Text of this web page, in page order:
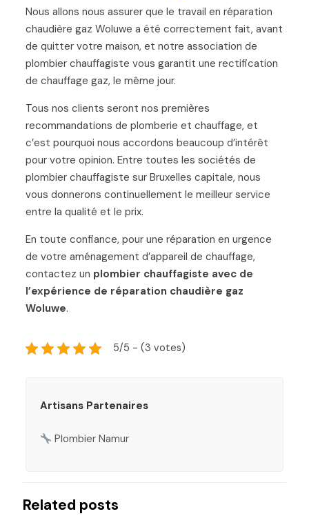
Nous allons nous assurer que le travail en réparation
chaudière gaz Woluwe a été correctement fait, avant
de quitter votre maison, et notre association de
plombier chauffagiste vous garantit une rectification
de chauffage gaz, le même jour.
Tous nos clients seront nos premières
recommandations de plomberie et chauffage, et
c’est pourquoi nous accordons beaucoup d’intérêt
pour votre opinion. Entre toutes les sociétés de
plombier chauffagiste sur Bruxelles capitale, nous
vous donnerons continuellement le meilleur service
entre la qualité et le prix.
En toute confiance, pour une réparation en urgence
de votre aménagement d’appareil de chauffage,
contactez un plombier chauffagiste avec de
l’expérience de réparation chaudière gaz
Woluwe.
5/5 - (3 votes)
Artisans Partenaires
Plombier Namur
Related posts